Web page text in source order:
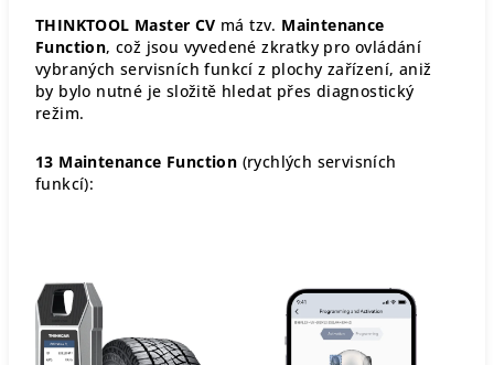
THINKTOOL Master CV má tzv. Maintenance
Function, což jsou vyvedené zkratky pro ovládání
vybraných servisních funkcí z plochy zařízení, aniž
by bylo nutné je složitě hledat přes diagnostický
režim.
13 Maintenance Function (rychlých servisních
funkcí):